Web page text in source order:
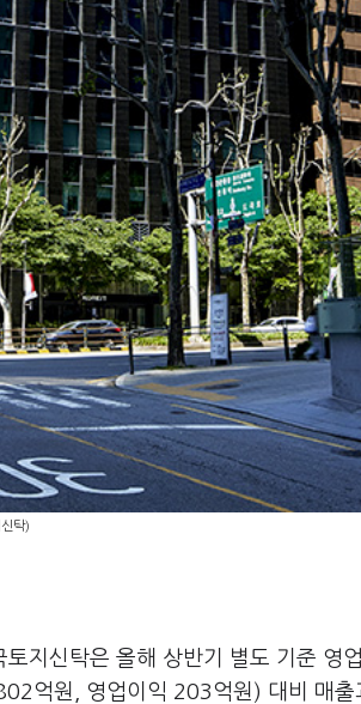
탁)
지신탁은 올해 상반기 별도 기준 영
억원, 영업이익 203억원) 대비 매출